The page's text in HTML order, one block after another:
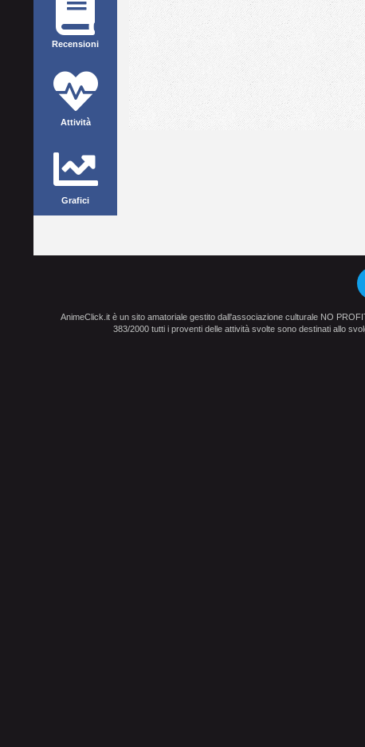
Recensioni
Attività
Grafici
AnimeClick.it è un sito amatoriale gestito dall'associazione culturale NO
383/2000 tutti i proventi delle attività svolte sono destinati allo